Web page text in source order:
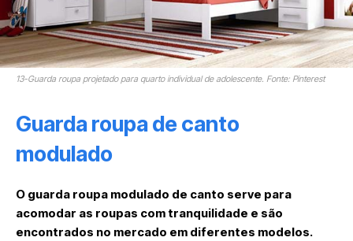
13-Guarda roupa projetado para quarto individual de adolescente. Fonte: Pinterest
Guarda roupa de canto
modulado
O guarda roupa modulado de canto serve para
acomodar as roupas com tranquilidade e são
encontrados no mercado em diferentes modelos.